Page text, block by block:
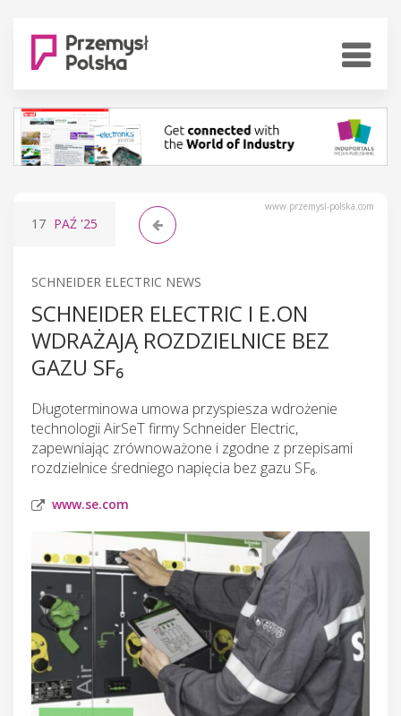
www.przemysl-polska.com
17 PAŹ '25
SCHNEIDER ELECTRIC NEWS
SCHNEIDER ELECTRIC I E.ON
WDRAŻAJĄ ROZDZIELNICE BEZ
GAZU SF₆
Długoterminowa umowa przyspiesza wdrożenie
technologii AirSeT firmy Schneider Electric,
zapewniając zrównoważone i zgodne z przepisami
rozdzielnice średniego napięcia bez gazu SF₆.
www.se.com